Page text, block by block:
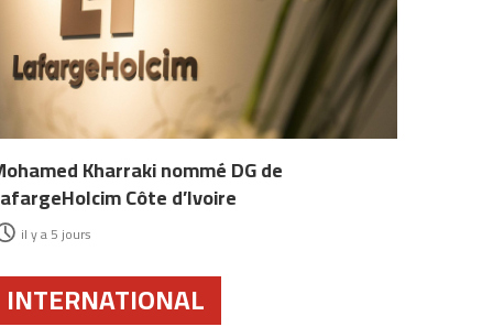
Kharraki nommé DG de
Côte d’Ivoire
il y a 5 jours
INTERNATIONAL